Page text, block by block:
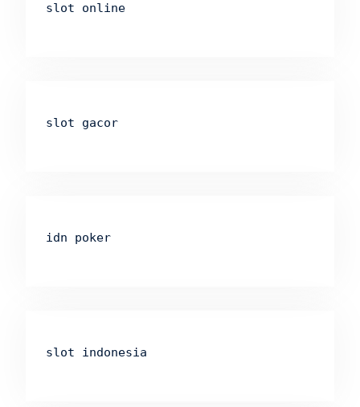
slot online
slot gacor
idn poker
slot indonesia